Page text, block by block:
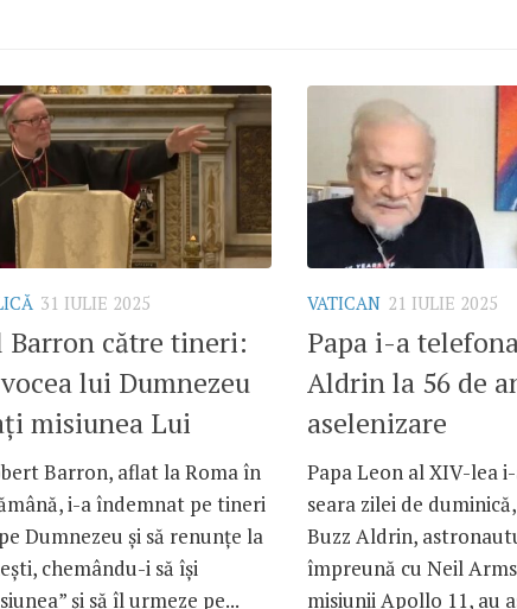
31 IULIE 2025
Barron către tineri:
lui Dumnezeu
misiunea Lui
Barron, aflat la Roma în
i-a îndemnat pe tineri
Dumnezeu și să renunțe la
chemându-i să își
și să îl urmeze pe...
VATICAN 21 IULIE 2025
Papa i-a
Aldrin la 56 de
aselenizare
Papa Leon al XIV-lea
seara zilei de
Buzz Aldrin,
împreună cu Neil
misiunii Apollo 11, au